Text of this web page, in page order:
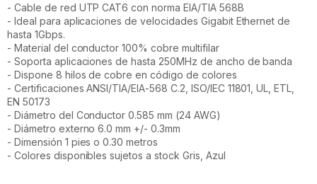
- Cable de red UTP CAT6 con norma EIA/TIA 568B
- Ideal para aplicaciones de velocidades Gigabit Ethernet de
hasta 1Gbps.
- Material del conductor 100% cobre multifilar
- Soporta aplicaciones de hasta 250MHz de ancho de banda
- Dispone 8 hilos de cobre en código de colores
- Certificaciones ANSI/TIA/EIA-568 C.2, ISO/IEC 11801, UL, ETL,
EN 50173
- Diámetro del Conductor 0.585 mm (24 AWG)
- Diámetro externo 6.0 mm +/- 0.3mm
- Dimensión 1 pies o 0.30 metros
- Colores disponibles sujetos a stock Gris, Azul